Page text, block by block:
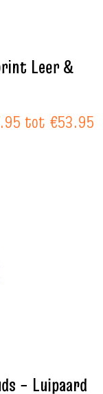
Leer &
tot €53.95
– Luipaard